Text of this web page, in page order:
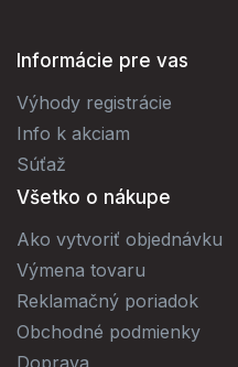
Informácie pre vas
Výhody registrácie
Info k akciam
Súťaž
Všetko o nákupe
Ako vytvoriť objednávku
Výmena tovaru
Reklamačný poriadok
Obchodné podmienky
Doprava